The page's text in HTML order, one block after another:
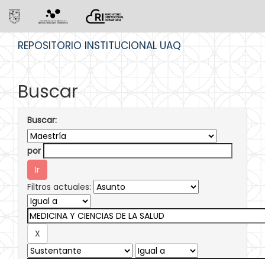
REPOSITORIO INSTITUCIONAL UAQ
Buscar
Buscar:
por
Filtros actuales: